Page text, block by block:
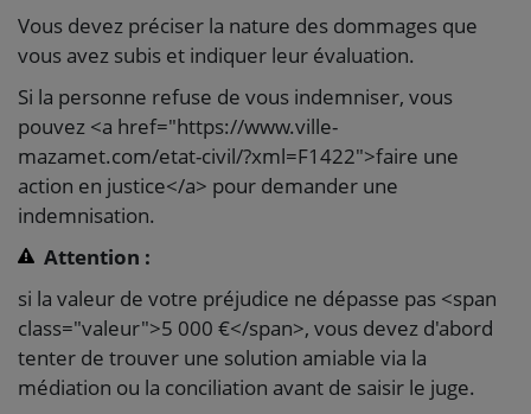
Vous devez préciser la nature des dommages que
vous avez subis et indiquer leur évaluation.
Si la personne refuse de vous indemniser, vous
pouvez <a href="https://www.ville-
mazamet.com/etat-civil/?xml=F1422">faire une
action en justice</a> pour demander une
indemnisation.
Attention :
si la valeur de votre préjudice ne dépasse pas <span
class="valeur">5 000 €</span>, vous devez d'abord
tenter de trouver une solution amiable via la
médiation ou la conciliation avant de saisir le juge.